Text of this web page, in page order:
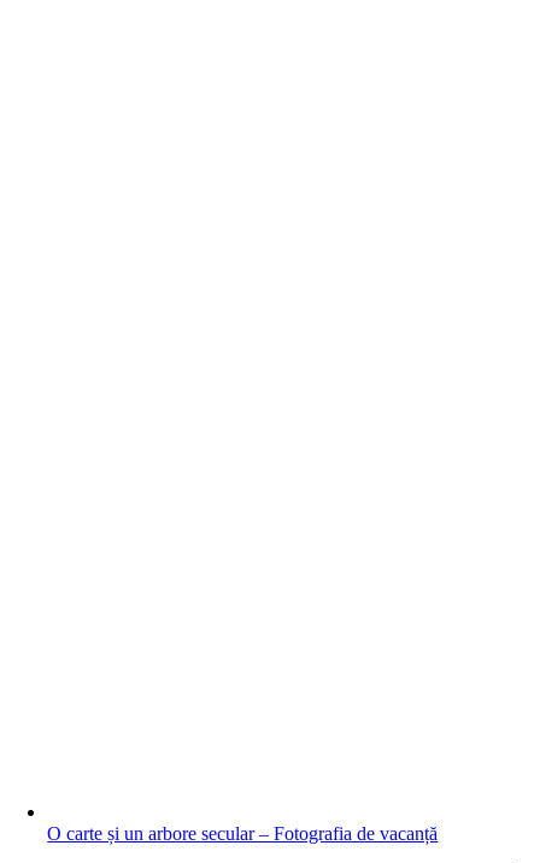
O carte și un arbore secular – Fotografia de vacanță